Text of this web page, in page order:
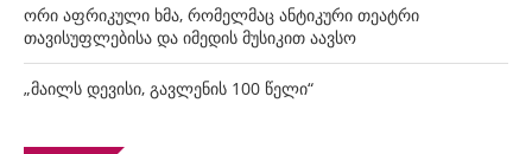
ორი აფრიკული ხმა, რომელმაც ანტიკური თეატრი
თავისუფლებისა და იმედის მუსიკით აავსო
„მაილს დევისი, გავლენის 100 წელი“